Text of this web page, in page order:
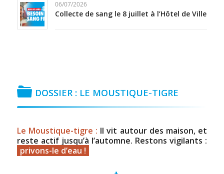
06/07/2026
Collecte de sang le 8 juillet à l’Hôtel de Ville
DOSSIER : LE MOUSTIQUE-TIGRE
Le Moustique-tigre : Il vit autour des maison, et
reste actif jusqu’à l’automne. Restons vigilants :
privons-le d’eau !